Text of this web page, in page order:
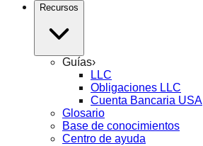
Recursos
Guías›
LLC
Obligaciones LLC
Cuenta Bancaria USA
Glosario
Base de conocimientos
Centro de ayuda